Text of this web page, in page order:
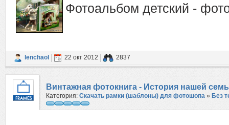
Фотоальбом детский -
lenchaol 22 окт 2012 2837
Винтажная фотокнига - История нашей
Категория: Скачать рамки (шаблоны) для фотошопа » Без